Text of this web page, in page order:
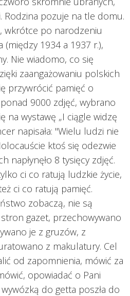
Rodzina pozuje na tle domu.
wkrótce po narodzeniu
(między 1934 a 1937 r.),
Nie wiadomo, co się
zaangażowaniu polskich
przywrócić pamięć o
9000 zdjęć, wybrano
na wystawę „I ciągle widzę
napisała: "Wielu ludzi nie
ktoś się odezwie
napłynęło 8 tysięcy zdjęć.
ci co ratują ludzkie życie,
ci co ratują pamięć.
zobaczą, nie są
gazet, przechowywano
je z gruzów, z
z makulatury. Cel
od zapomnienia, mówić za
opowiadać o Pani
do getta poszła do